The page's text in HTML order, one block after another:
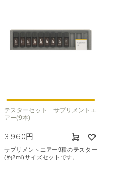
エキゾチック
テスターセット サプリメントエ
アー(9本)
3,960円
サプリメントエアー9種のテスター
(約2ml)サイズセットです。